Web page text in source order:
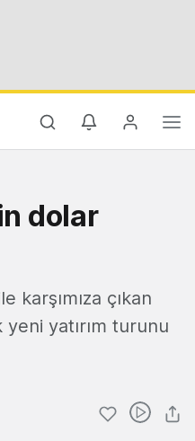
dolar
karşımıza çıkan
yatırım turunu